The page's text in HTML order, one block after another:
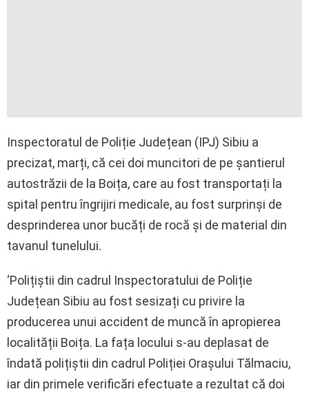
Inspectoratul de Poliție Județean (IPJ) Sibiu a
precizat, marți, că cei doi muncitori de pe șantierul
autostrăzii de la Boița, care au fost transportați la
spital pentru îngrijiri medicale, au fost surprinși de
desprinderea unor bucăți de rocă și de material din
tavanul tunelului.
‘Polițiștii din cadrul Inspectoratului de Poliție
Județean Sibiu au fost sesizați cu privire la
producerea unui accident de muncă în apropierea
localității Boița. La fața locului s-au deplasat de
îndată polițiștii din cadrul Poliției Orașului Tălmaciu,
iar din primele verificări efectuate a rezultat că doi